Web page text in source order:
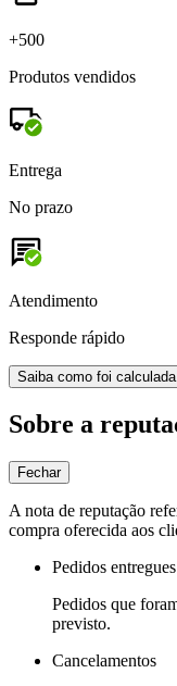
+500
Produtos vendidos
Entrega
No prazo
Atendimento
Responde rápido
Saiba como foi
Sobre a
Fechar
A nota de reputação
compra oferecida aos
Pedidos
Pedidos que
previsto.
Cancelamentos